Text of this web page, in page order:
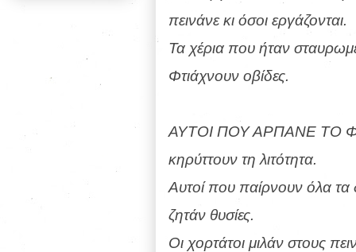
πεινάνε κι όσοι εργάζονται.
Τα χέρια που ήταν
Φτιάχνουν οβίδες.
ΑΥΤΟΙ ΠΟΥ ΑΡΠΑΝΕ ΤΟ
κηρύττουν τη λιτότητα.
Αυτοί που παίρνουν όλα τα
ζητάν θυσίες.
Οι χορτάτοι μιλάν στους